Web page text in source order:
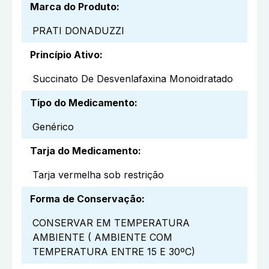
Marca do Produto:
PRATI DONADUZZI
Princípio Ativo:
Succinato De Desvenlafaxina Monoidratado
Tipo do Medicamento:
Genérico
Tarja do Medicamento:
Tarja vermelha sob restrição
Forma de Conservação:
CONSERVAR EM TEMPERATURA
AMBIENTE ( AMBIENTE COM
TEMPERATURA ENTRE 15 E 30ºC)